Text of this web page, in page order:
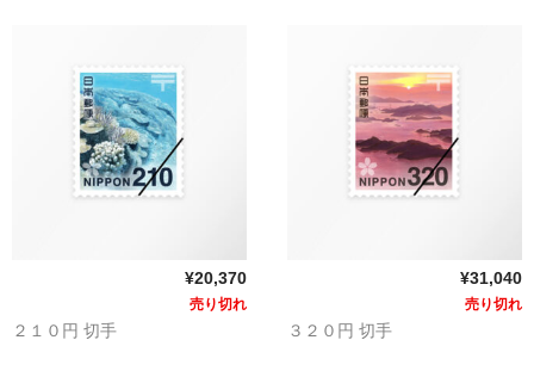
¥20,370
売り切れ
２１０円 切手
¥31,040
売り切れ
３２０円 切手